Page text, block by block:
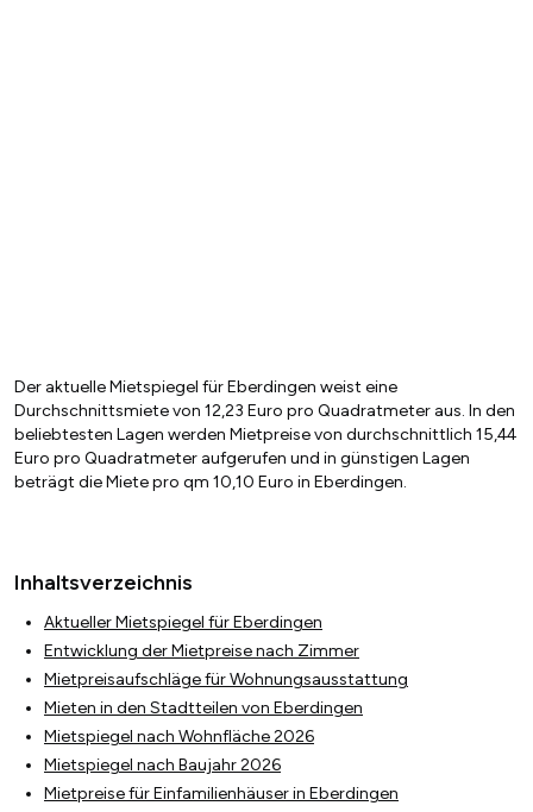
Der aktuelle Mietspiegel für Eberdingen weist eine
Durchschnittsmiete von 12,23 Euro pro Quadratmeter aus. In den
beliebtesten Lagen werden Mietpreise von durchschnittlich 15,44
Euro pro Quadratmeter aufgerufen und in günstigen Lagen
beträgt die Miete pro qm 10,10 Euro in Eberdingen.
Inhaltsverzeichnis
Aktueller Mietspiegel für Eberdingen
Entwicklung der Mietpreise nach Zimmer
Mietpreisaufschläge für Wohnungsausstattung
Mieten in den Stadtteilen von Eberdingen
Mietspiegel nach Wohnfläche 2026
Mietspiegel nach Baujahr 2026
Mietpreise für Einfamilienhäuser in Eberdingen